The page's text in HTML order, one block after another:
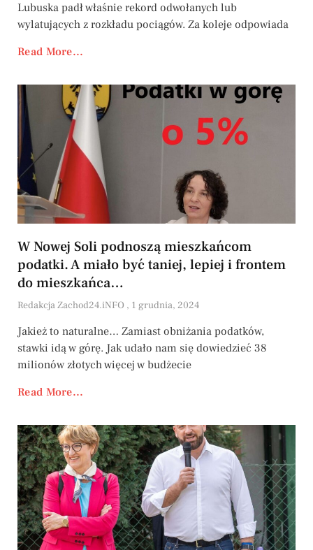
Lubuska padł właśnie rekord odwołanych lub
wylatujących z rozkładu pociągów. Za koleje odpowiada
Read More...
W Nowej Soli podnoszą mieszkańcom
podatki. A miało być taniej, lepiej i frontem
do mieszkańca…
Redakcja Zachod24.iNFO 1 grudnia, 2024
Jakież to naturalne… Zamiast obniżania podatków,
stawki idą w górę. Jak udało nam się dowiedzieć 38
milionów złotych więcej w budżecie
Read More...